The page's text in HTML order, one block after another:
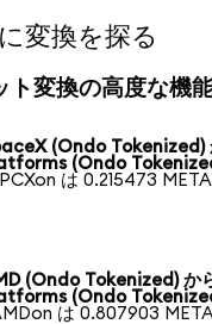
変換を探る
ト変換の高度な機
(Ondo Tokenized)
(Ondo
は 0.215473
(Ondo Tokenized) か
(Ondo
は 0.807903